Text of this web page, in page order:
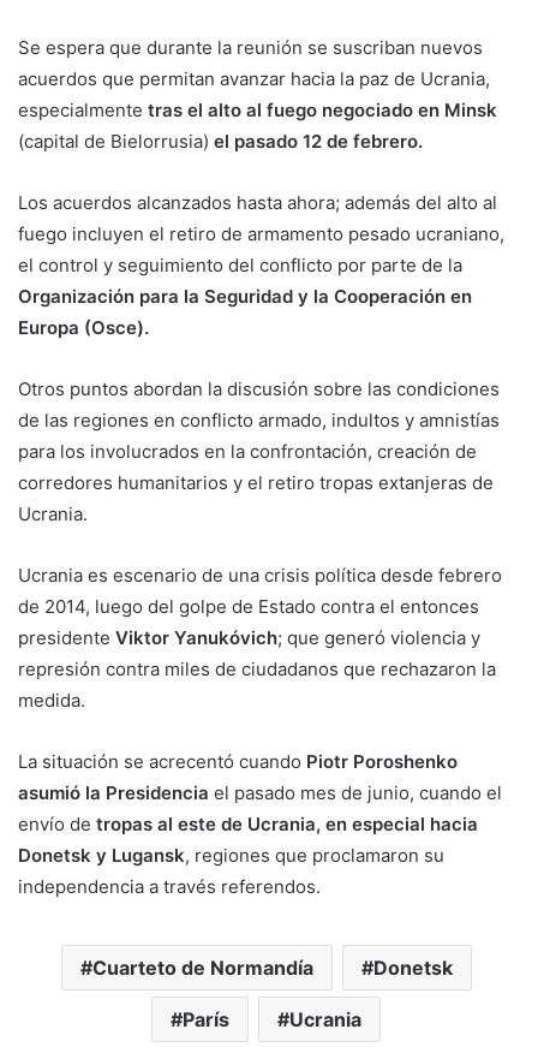
Se espera que durante la reunión se suscriban nuevos
acuerdos que permitan avanzar hacia la paz de Ucrania,
especialmente tras el alto al fuego negociado en Minsk
(capital de Bielorrusia) el pasado 12 de febrero.
Los acuerdos alcanzados hasta ahora; además del alto al
fuego incluyen el retiro de armamento pesado ucraniano,
el control y seguimiento del conflicto por parte de la
Organización para la Seguridad y la Cooperación en
Europa (Osce).
Otros puntos abordan la discusión sobre las condiciones
de las regiones en conflicto armado, indultos y amnistías
para los involucrados en la confrontación, creación de
corredores humanitarios y el retiro tropas extanjeras de
Ucrania.
Ucrania es escenario de una crisis política desde febrero
de 2014, luego del golpe de Estado contra el entonces
presidente Viktor Yanukóvich; que generó violencia y
represión contra miles de ciudadanos que rechazaron la
medida.
La situación se acrecentó cuando Piotr Poroshenko
asumió la Presidencia el pasado mes de junio, cuando el
envío de tropas al este de Ucrania, en especial hacia
Donetsk y Lugansk, regiones que proclamaron su
independencia a través referendos.
Cuarteto de Normandía Donetsk
París Ucrania